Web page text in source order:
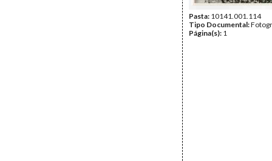
Pasta: 10141.001.114
Tipo Documental:
Página(s): 1